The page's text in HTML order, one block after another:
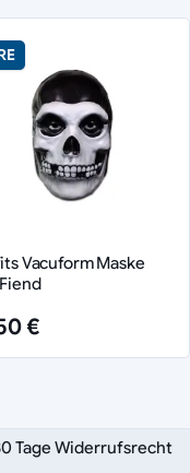
Vacuform Maske
€
Tage Widerrufsrecht